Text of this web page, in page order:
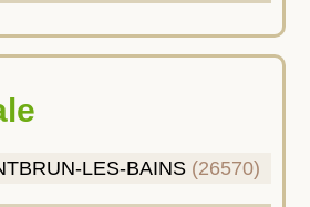
LES-BAINS (26570)